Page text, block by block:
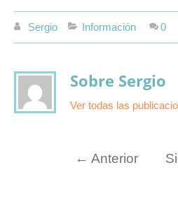
Sergio Información 0
Sobre Sergio
Ver todas las
← Anterior